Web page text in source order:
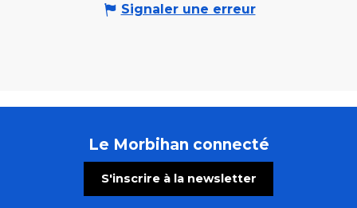
Signaler une erreur
Le Morbihan connecté
S'inscrire à la newsletter